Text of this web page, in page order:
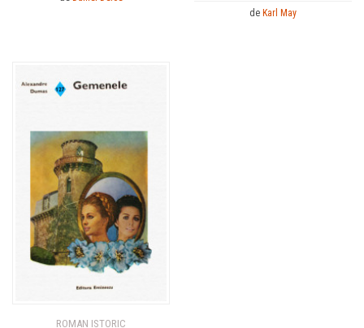
de Karl May
ROMAN ISTORIC